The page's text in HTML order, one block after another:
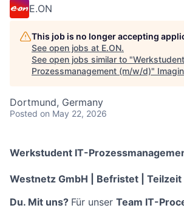
E.ON
This job is no longer accepting
See open jobs at E.ON.
See open jobs similar to "
Prozessmanagement (m/w/d)"
Dortmund, Germany
Posted on May 22, 2026
Werkstudent IT-
Westnetz GmbH | Befristet |
Du. Mit uns? Für unser Team IT-